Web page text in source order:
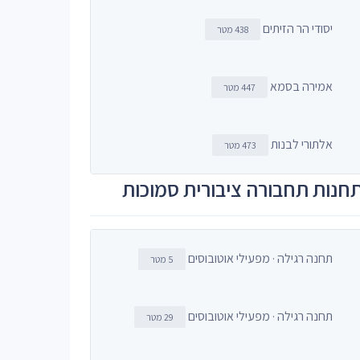
יסודי הר הזיתים 438 מטר
אמירה בסמא 447 מטר
אלתורי לבנות 473 מטר
תחבורה ציבורית סמוכות
תחנה רגילה · מפעילי אוטובוסים 5 מטר
תחנה רגילה · מפעילי אוטובוסים 29 מטר